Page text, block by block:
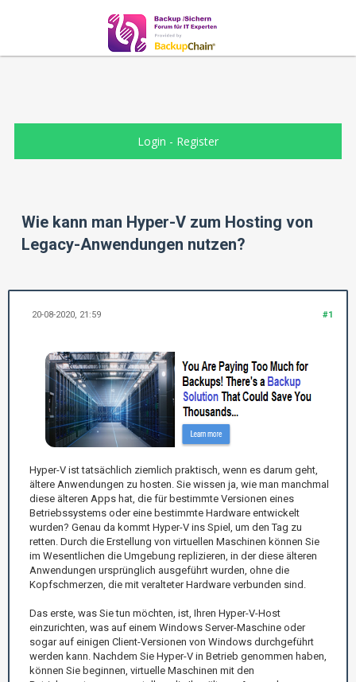
Login - Register
Wie kann man Hyper-V zum Hosting von
Legacy-Anwendungen nutzen?
#1
20-08-2020, 21:59
Hyper-V ist tatsächlich ziemlich praktisch, wenn es darum geht,
ältere Anwendungen zu hosten. Sie wissen ja, wie man manchmal
diese älteren Apps hat, die für bestimmte Versionen eines
Betriebssystems oder eine bestimmte Hardware entwickelt
wurden? Genau da kommt Hyper-V ins Spiel, um den Tag zu
retten. Durch die Erstellung von virtuellen Maschinen können Sie
im Wesentlichen die Umgebung replizieren, in der diese älteren
Anwendungen ursprünglich ausgeführt wurden, ohne die
Kopfschmerzen, die mit veralteter Hardware verbunden sind.
Das erste, was Sie tun möchten, ist, Ihren Hyper-V-Host
einzurichten, was auf einem Windows Server-Maschine oder
sogar auf einigen Client-Versionen von Windows durchgeführt
werden kann. Nachdem Sie Hyper-V in Betrieb genommen haben,
können Sie beginnen, virtuelle Maschinen mit den